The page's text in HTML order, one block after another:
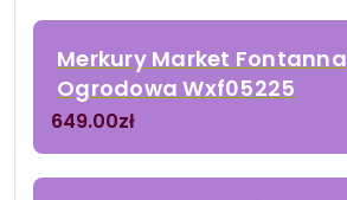
Merkury Market Fontanna
Ogrodowa Wxf05225
649.00zł